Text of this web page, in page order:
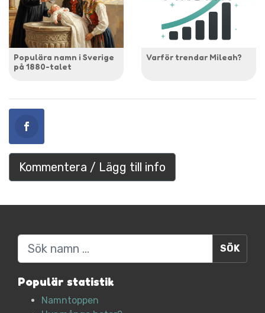
Populära namn i Sverige
på 1880-talet
Varför trendar Mileah?
Kommentera / Lägg till info
Sök
Populär statistik
Namntoppen